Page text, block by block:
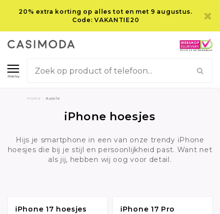
20% extra korting op alles tot en met 9 augustus.
Code: VAKANTIE20
menu
Home Apple
iPhone hoesjes
Hijs je smartphone in een van onze trendy iPhone
hoesjes die bij je stijl en persoonlijkheid past. Want net
als jij, hebben wij oog voor detail.
iPhone 17 hoesjes
iPhone 17 Pro